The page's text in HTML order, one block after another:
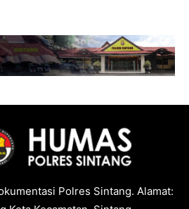
Polres Sintang. Alamat: